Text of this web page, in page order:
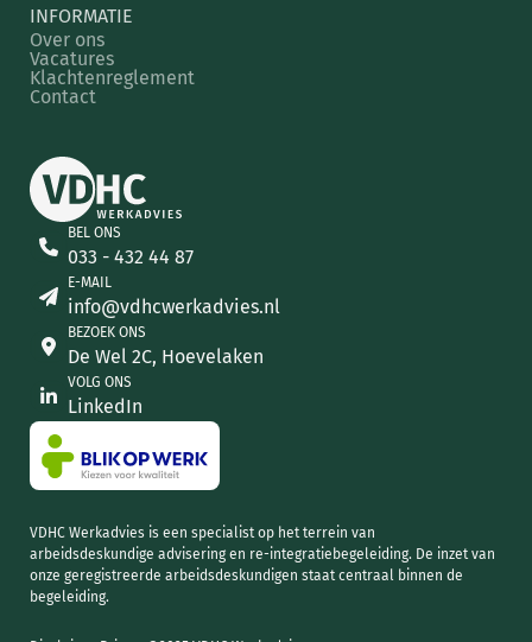
INFORMATIE
Over ons
Vacatures
Klachtenreglement
Contact
BEL ONS
033 - 432 44 87
E-MAIL
info@vdhcwerkadvies.nl
BEZOEK ONS
De Wel 2C, Hoevelaken
VOLG ONS
LinkedIn
VDHC Werkadvies is een specialist op het terrein van
arbeidsdeskundige advisering en re-integratiebegeleiding. De inzet van
onze geregistreerde arbeidsdeskundigen staat centraal binnen de
begeleiding.